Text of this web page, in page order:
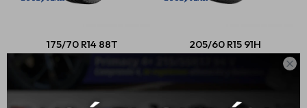

175/70 R14 88T
Goodyear Assurance
USD110,00
205/60 R15 91H
Goodyear Efficientgrip
Servicios